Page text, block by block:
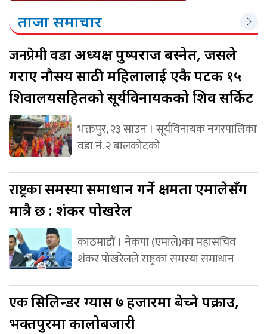
ताजा समाचार
जनप्रेमीवडा अध्यक्ष पुष्पराज बस्नेत, जसले
गराए नौसय साठी महिलालाई एकै पटक १५
शिवालयसहितको सूर्यविनायकको शिव सर्किट
भक्तपुर, २३ साउन । सूर्यविनायक नगरपालिका
वडा नं. २ बालकोटको
राष्ट्रकासमस्या समाधान गर्ने क्षमता एमालेसँग
मात्रै छ : शंकर पोखरेल
काठमाडौं । नेकपा (एमाले)का महासचिव
शंकर पोखरेलले राष्ट्रका समस्या समाधान
एकसिलिन्डर ग्यास ७ हजारमा बेच्ने पक्राउ,
भक्तपुरमा कालोबजारी